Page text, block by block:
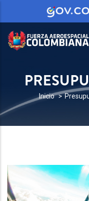
DE
A
LA
Inicio